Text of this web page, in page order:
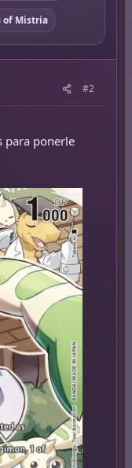
of Mistria
#2
para ponerle